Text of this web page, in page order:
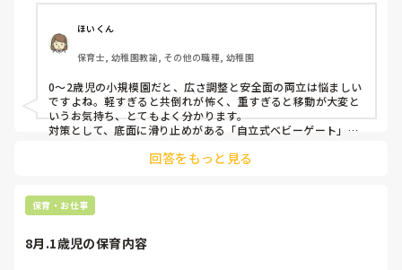
しっかりした重いものを置いていましたが、移動が大変で使
い勝手が悪く、子どもがぶつかって倒れた時に怖い思いをし
ました。
皆さんの園ではどんなもので工夫されていますか？
ほいくん
保育士, 幼稚園教諭, その他の職種, 幼稚園
0〜2歳児の小規模園だと、広さ調整と安全面の両立は悩ましい
ですよね。軽すぎると共倒れが怖く、重すぎると移動が大変と
いうお気持ち、とてもよく分かります。
対策として、底面に滑り止めがある「自立式ベビーゲート」な
た、ストッパー付きキャスターをつけたロー棚を仕切りにすれ
り、脚元に水入りペットボトルなどの重りを付けて補強してみ
てくださいね。安全で使いやすい方法が見つかるよう応援して
回答をもっと見る
保育・お仕事
8月.1歳児の保育内容